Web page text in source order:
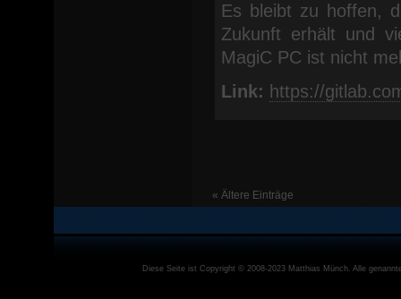
Es bleibt zu hoffen,
Zukunft erhält und
MagiC PC ist nicht
Link: https://
« Ältere Einträge
Diese Seite ist Copyright © 2008-2023 Matthias Münch. Alle